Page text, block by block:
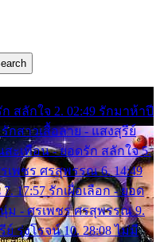
สลักใจ 2. 02:49 รักมาห้าปี
กสาวเสื้อลาย - แสงสุรีย์
ะเทือน - ยอดรัก สลักใจ 5.
เพชร ศรสุพรรณ 6. 14:49
17:57 รักเผื่อเลือก - ยอด
ม - ศรเพชร ศรสุพรรณ 9.
รุ่งโรจน์ 10. 28:08 ไม่มี